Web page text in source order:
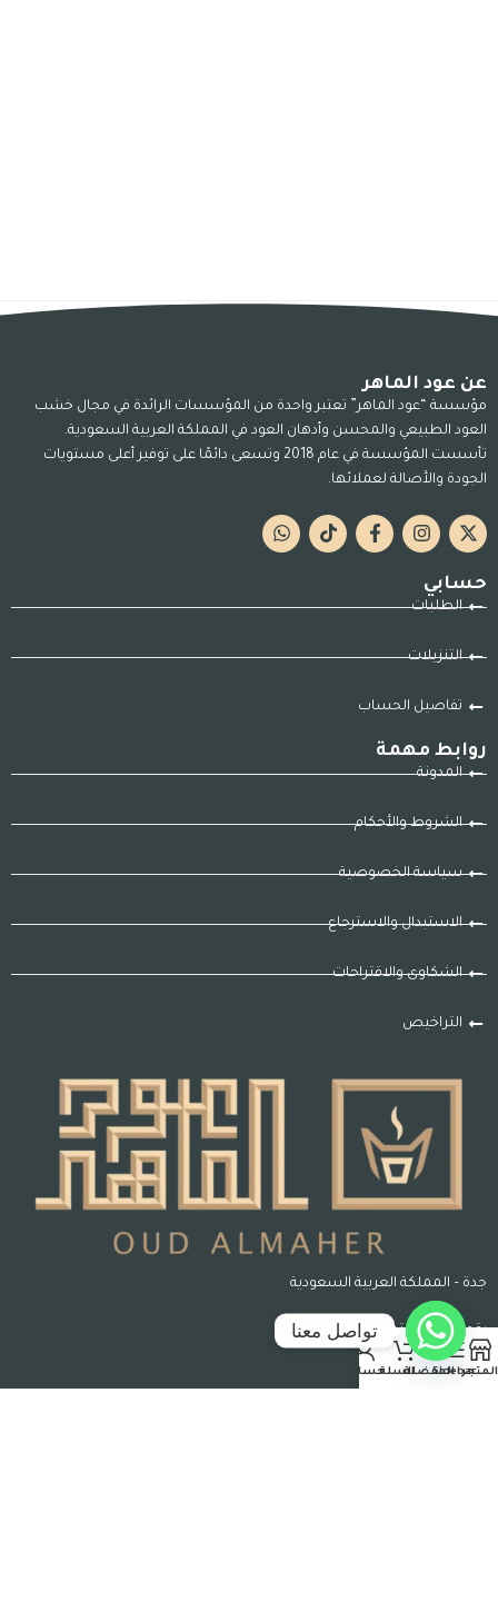
عن عود الماهر
مؤسسة “عود الماهر” تعتبر واحدة من المؤسسات الرائدة في مجال خشب
العود الطبيعي والمحسن وأدهان العود في المملكة العربية السعودية.
تأسست المؤسسة في عام 2018 وتسعى دائمًا على توفير أعلى مستويات
الجودة والأصالة لعملائها.
حسابي
الطلبات
التنزيلات
تفاصيل الحساب
روابط مهمة
المدونة
الشروط والأحكام
سياسة الخصوصية
الاستبدال والاسترجاع
الشكاوى والاقتراحات
التراخيص
جدة – المملكة العربية السعودية
رقم السجل التجاري : 7004995051
المتجرSidebarالمفضلةالسلةحسابي
تواصل معنا